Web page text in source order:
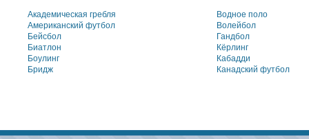
Академическая гребля
Американский футбол
Бейсбол
Биатлон
Боулинг
Бридж
Водное поло
Волейбол
Гандбол
Кёрлинг
Кабадди
Канадский футбол